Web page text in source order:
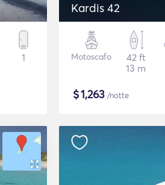
1
Kardis 42
Motoscafo
42 ft
13 m
$1,263 /notte